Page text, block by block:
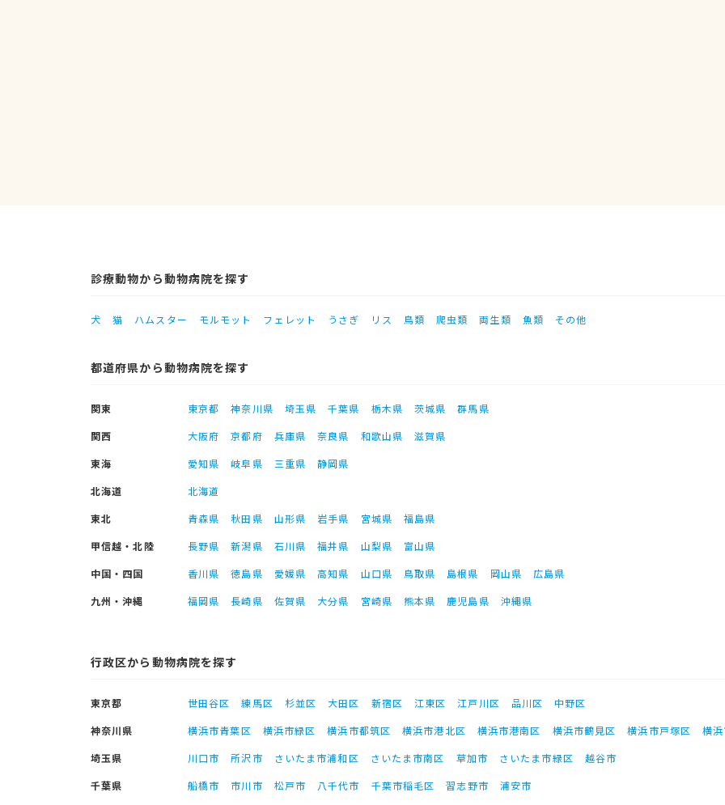
診療動物から動物病院を探す
犬 猫 ハムスター モルモット フェレット うさぎ リス 鳥類 爬虫類 両生類 魚類 その他
都道府県から動物病院を探す
関東 東京都 神奈川県 埼玉県 千葉県 栃木県 茨城県
群馬県
関西
大阪府 京都府 兵庫県 奈良県 和歌山県
滋賀県
東海
愛知県 岐阜県 三重県
静岡県
北海道
北海道
東北
青森県 秋田県 山形県 岩手県 宮城県
福島県
甲信越・北陸
長野県 新潟県 石川県 福井県 山梨県
富山県
中国・四国
香川県 徳島県 愛媛県 高知県 山口県 鳥取県 島根県 岡山県
広島県
九州・沖縄
福岡県 長崎県 佐賀県 大分県 宮崎県 熊本県 鹿児島県 沖縄県
行政区から動物病院を探す
東京都 世田谷区 練馬区 杉並区 大田区 新宿区 江東区 江戸川区 品川区
中野区
神奈川県
横浜市青葉区 横浜市緑区 横浜市都筑区 横浜市港北区 横浜市港南区 横浜市鶴見区 横浜市戸塚区
横
埼玉県
川口市 所沢市 さいたま市浦和区 さいたま市南区 草加市 さいたま市緑区
越谷市
千葉県
船橋市 市川市 松戸市 八千代市 千葉市稲毛区 習志野市 浦安市